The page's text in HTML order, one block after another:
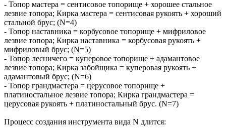
- Топор мастера = сентисовое топорище + хорошее стальное
лезвие топора; Кирка мастера = сентисовая рукоять + хороший
стальной брус; (N=4)
- Топор наставника = корбусовое топорище + мифриловое
лезвие топора; Кирка наставника = корбусовая рукоять +
мифриловый брус; (N=5)
- Топор лесничего = куперовое топорище + адамантовое
лезвие топора; Кирка забойщика = куперовая рукоять +
адамантовый брус; (N=6)
- Топор грандмастера = церусовое топорище +
платиностальное лезвие топора; Кирка грандмастера =
церусовая рукоять + платиностальный брус. (N=7)
Процесс создания инструмента вида N длится: